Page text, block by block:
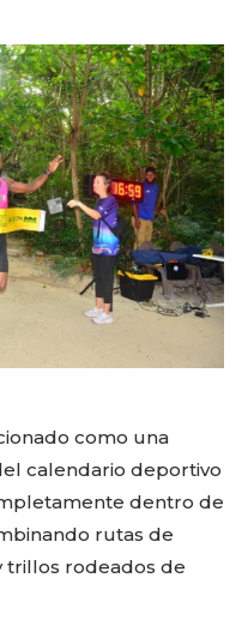
como una
calendario deportivo
dentro de
rutas de
trillos rodeados de